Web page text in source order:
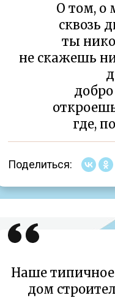
О том, о
сквозь
ты
не скажешь
где,
Поделиться:
Наше типичное
дом